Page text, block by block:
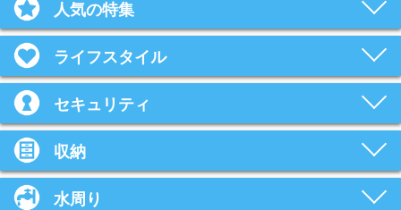
人気の特集
ライフスタイル
セキュリティ
収納
水周り